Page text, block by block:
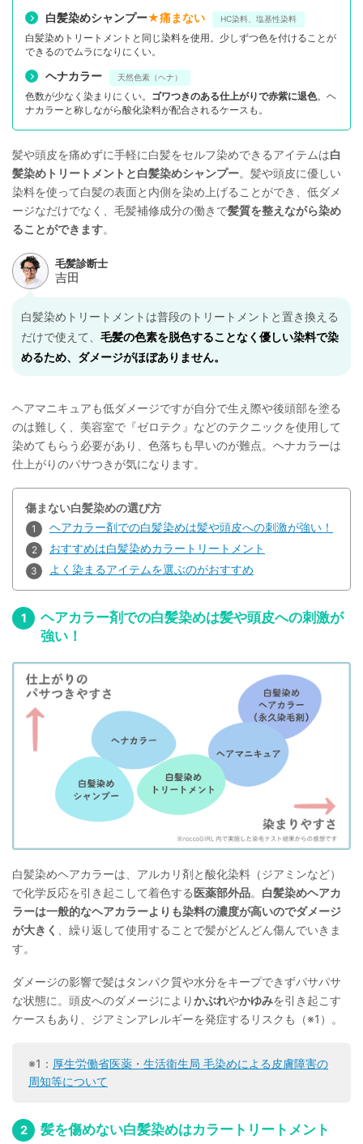
白髪染めシャンプー★痛まない HC染料、塩基性染料
白髪染めトリートメントと同じ染料を使用。少しずつ色を付けることが
できるのでムラになりにくい。
ヘナカラー 天然色素（ヘナ）
色数が少なく染まりにくい。 ゴワつきのある仕上がりで赤紫に退色。ヘ
ナカラーと称しながら酸化染料が配合されるケースも。
髪や頭皮を痛めずに手軽に白髪をセルフ染めできるアイテムは白
髪染めトリートメントと白髪染めシャンプー。髪や頭皮に優しい
染料を使って白髪の表面と内側を染め上げることができ、低ダメ
ージなだけでなく、毛髪補修成分の働きで髪質を整えながら染め
ることができます。
白髪染めトリートメントは普段のトリートメントと置き換える
だけで使えて、 毛髪の色素を脱色することなく優しい染料で染
めるため、ダメージがほぼありません。
ヘアマニキュアも低ダメージですが自分で生え際や後頭部を塗る
のは難しく、美容室で『ゼロテク』などのテクニックを使用して
染めてもらう必要があり、色落ちも早いのが難点。ヘナカラーは
仕上がりのパサつきが気になります。
傷まない白髪染めの選び方
ヘアカラー剤での白髪染めは髪や頭皮への刺激が強い！
おすすめは白髪染めカラートリートメント
よく染まるアイテムを選ぶのがおすすめ
ヘアカラー剤での白髪染めは髪や頭皮への刺激が
強い！
白髪染めヘアカラーは、アルカリ剤と酸化染料（ジアミンなど）
で化学反応を引き起こして着色する医薬部外品。 白髪染めヘアカ
ラーは一般的なヘアカラーよりも染料の濃度が高いのでダメージ
が大きく
、繰り返して使用することで髪がどんどん傷んでいきま
す。
ダメージの影響で髪はタンパク質や水分をキープできずパサパサ
な状態に。頭皮へのダメージによりかぶれやかゆみを引き起こす
ケースもあり、ジアミンアレルギーを発症するリスクも（※1）。
※1： 厚生労働省医薬・生活衛生局 毛染めによる皮膚障害の
周知等について
髪を傷めない白髪染めはカラートリートメント